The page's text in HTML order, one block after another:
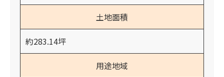
土地面積
約283.14坪
用途地域